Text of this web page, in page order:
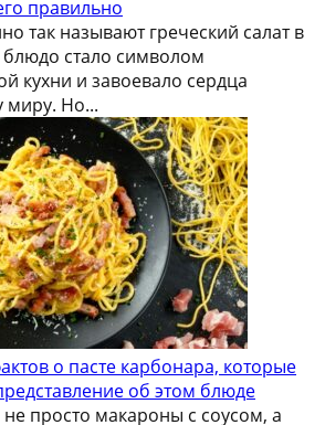
правильно
так называют греческий салат в
стало символом
кухни и завоевало сердца
миру. Но...
о пасте карбонара, которые
об этом блюде
просто макароны с соусом, а